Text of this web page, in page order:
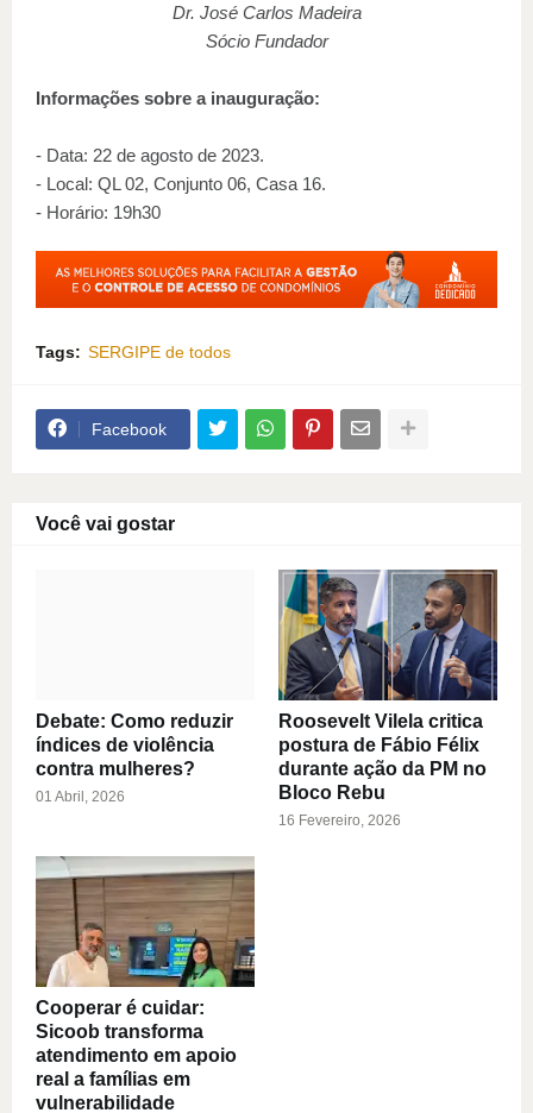
Dr. José Carlos Madeira
Sócio Fundador
Informações sobre a inauguração:
- Data: 22 de agosto de 2023.
- Local: QL 02, Conjunto 06, Casa 16.
- Horário: 19h30
Tags: SERGIPE de todos
Facebook
Você vai gostar
Debate: Como reduzir
índices de violência
contra mulheres?
01 Abril, 2026
Roosevelt Vilela critica
postura de Fábio Félix
durante ação da PM no
Bloco Rebu
16 Fevereiro, 2026
Cooperar é cuidar:
Sicoob transforma
atendimento em apoio
real a famílias em
vulnerabilidade